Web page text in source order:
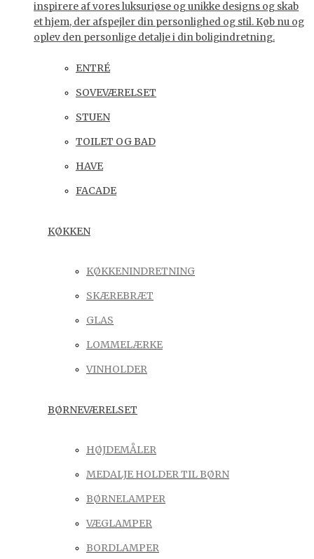
inspirere af vores luksuriøse og unikke designs og skab
et hjem, der afspejler din personlighed og stil. Køb nu og
oplev den personlige detalje i din boligindretning.
ENTRÉ
SOVEVÆRELSET
STUEN
TOILET OG BAD
HAVE
FACADE
KØKKEN
KØKKENINDRETNING
SKÆREBRÆT
GLAS
LOMMELÆRKE
VINHOLDER
BØRNEVÆRELSET
HØJDEMÅLER
MEDALJE HOLDER TIL BØRN
BØRNELAMPER
VÆGLAMPER
BORDLAMPER